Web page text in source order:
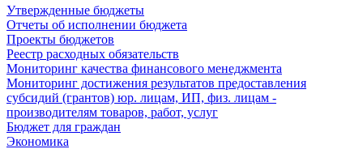
Утвержденные бюджеты
Отчеты об исполнении бюджета
Проекты бюджетов
Реестр расходных обязательств
Мониторинг качества финансового менеджмента
Мониторинг достижения результатов предоставления
субсидий (грантов) юр. лицам, ИП, физ. лицам -
производителям товаров, работ, услуг
Бюджет для граждан
Экономика